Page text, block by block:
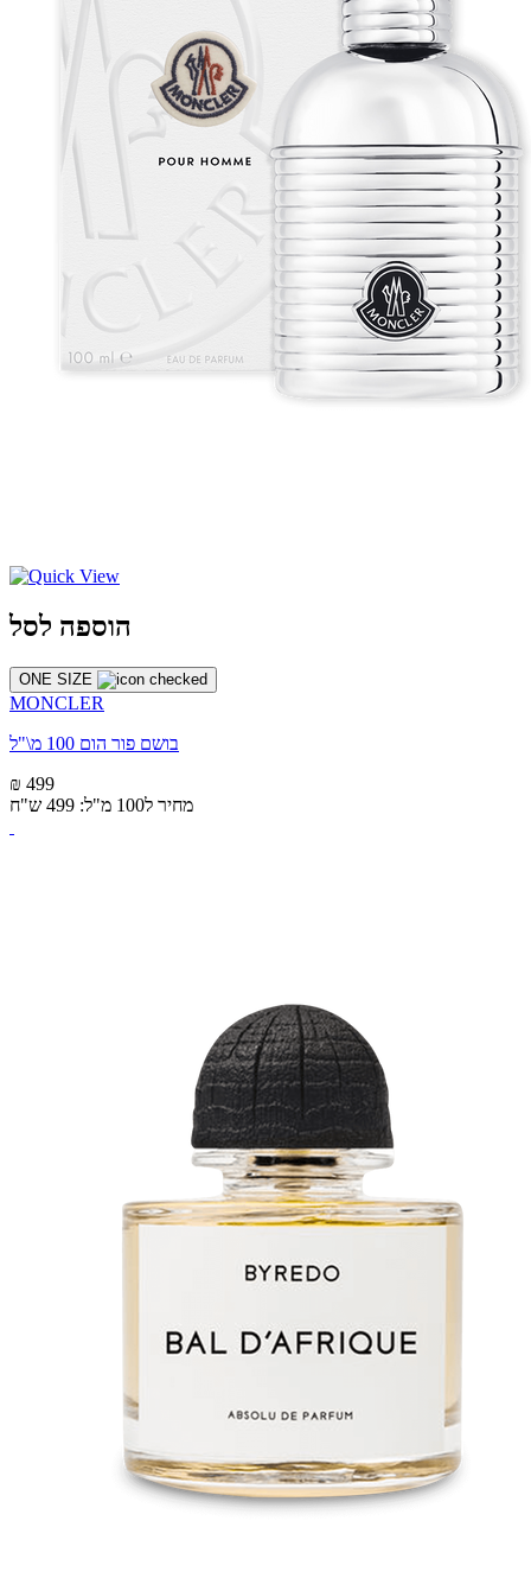
הוספה לסל
ONE SIZE
MONCLER
בושם פור הום 100 מ\"ל
₪ 499
מחיר ל100 מ"ל: 499 ש"ח